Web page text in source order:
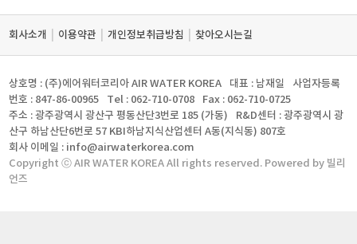
회사소개 이용약관 개인정보취급방침 찾아오시는길
상호명 : (주)에어워터코리아 AIR WATER KOREA 대표 : 남재일
사업자등록
번호 : 847-86-00965
Tel : 062-710-0708
Fax : 062-710-0725
주소 : 광주광역시 광산구 평동산단3번로 185 (가동)
R&D센터 : 광주광역시 광
산구 하남산단6번로 57 KBI하남지식산업센터 A동(지식동) 807호
회사 이메일 : info@airwaterkorea.com
Copyright ⓒ AIR WATER KOREA All rights reserved. Powered by 빌리
언즈